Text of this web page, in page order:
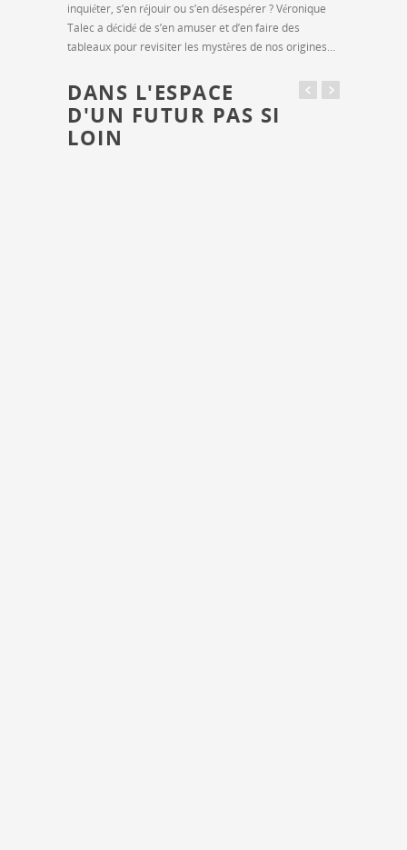
inquiéter, s’en réjouir ou s’en désespérer ? Véronique
Talec a décidé de s’en amuser et d’en faire des
tableaux pour revisiter les mystères de nos origines…
DANS L'ESPACE
D'UN FUTUR PAS SI
LOIN